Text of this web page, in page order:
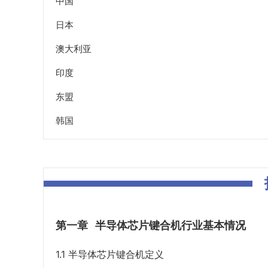
日本
澳大利亚
印度
东盟
韩国
第一章 半导体芯片键合机行业基本情况
1.1 半导体芯片键合机定义